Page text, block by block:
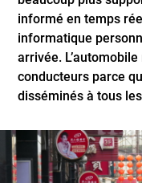
informé en temps
informatique
arrivée.
conducteurs parce
disséminés à tous